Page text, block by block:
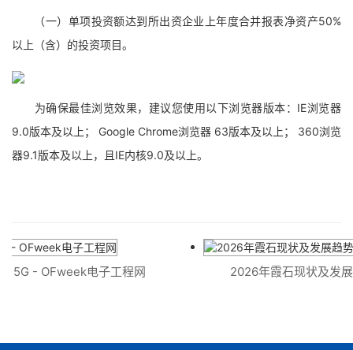
（一）单项投资额达到所出资企业上年度合并报表净资产50%
以上（含）的投资项目。
为确保最佳浏览效果，建议您使用以下浏览器版本：IE浏览器
9.0版本及以上； Google Chrome浏览器 63版本及以上； 360浏览
器9.1版本及以上，且IE内核9.0及以上。
- OFweek电子工程网 2026年霞石现状及发展趋势